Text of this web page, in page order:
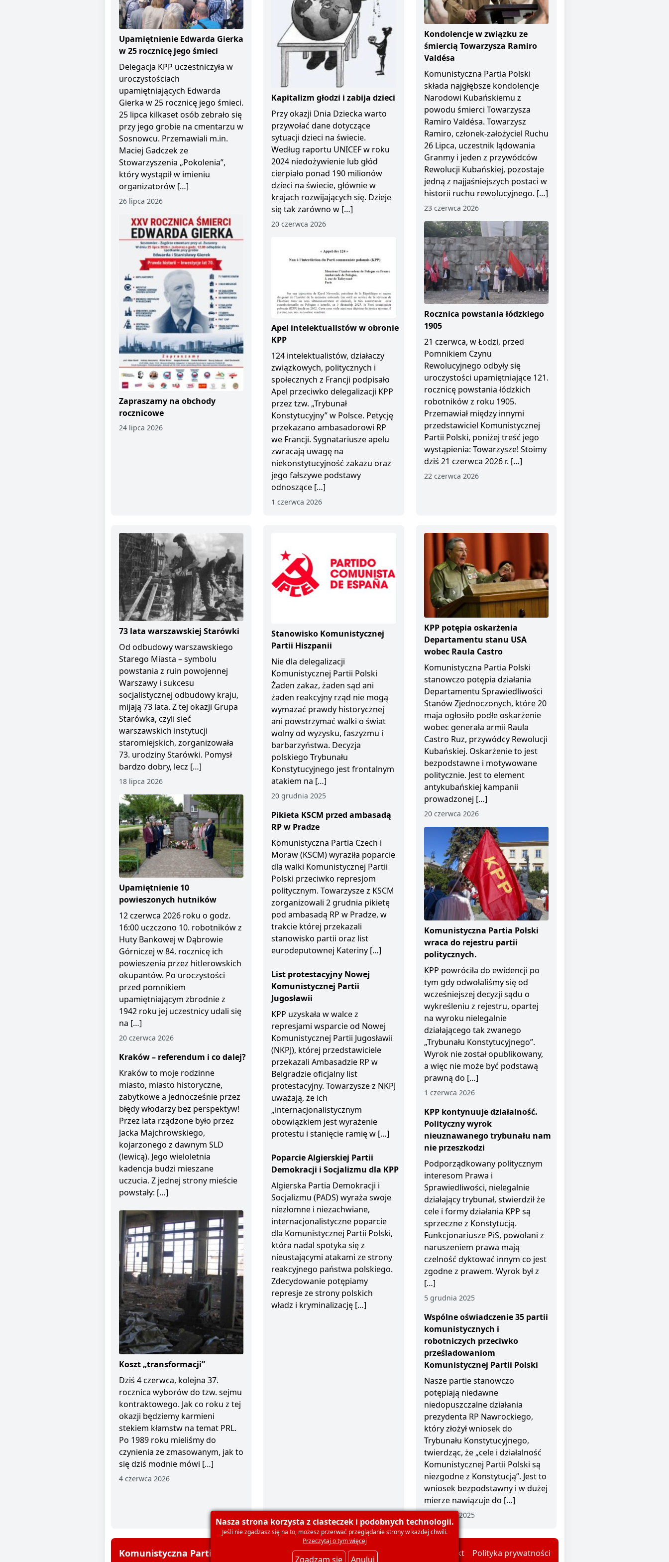
Upamiętnienie Edwarda Gierka
w 25 rocznicę jego śmieci
Delegacja KPP uczestniczyła w
uroczystościach
upamiętniających Edwarda
Gierka w 25 rocznicę jego śmieci.
25 lipca kilkaset osób zebrało się
przy jego grobie na cmentarzu w
Sosnowcu. Przemawiali m.in.
Maciej Gadczek ze
Stowarzyszenia „Pokolenia”,
który wystąpił w imieniu
organizatorów […]
26 lipca 2026
Zapraszamy na obchody
rocznicowe
24 lipca 2026
Kapitalizm głodzi i zabija dzieci
Przy okazji Dnia Dziecka warto
przywołać dane dotyczące
sytuacji dzieci na świecie.
Według raportu UNICEF w roku
2024 niedożywienie lub głód
cierpiało ponad 190 milionów
dzieci na świecie, głównie w
krajach rozwijających się. Dzieje
się tak zarówno w […]
20 czerwca 2026
Apel intelektualistów w obronie
KPP
124 intelektualistów, działaczy
związkowych, politycznych i
społecznych z Francji podpisało
Apel przeciwko delegalizacji KPP
przez tzw. „Trybunał
Konstytucyjny” w Polsce. Petycję
przekazano ambasadorowi RP
we Francji. Sygnatariusze apelu
zwracają uwagę na
niekonstytucyjność zakazu oraz
jego fałszywe podstawy
odnoszące […]
1 czerwca 2026
Kondolencje w związku ze
śmiercią Towarzysza Ramiro
Valdésa
Komunistyczna Partia Polski
składa najgłębsze kondolencje
Narodowi Kubańskiemu z
powodu śmierci Towarzysza
Ramiro Valdésa. Towarzysz
Ramiro, członek-założyciel Ruchu
26 Lipca, uczestnik lądowania
Granmy i jeden z przywódców
Rewolucji Kubańskiej, pozostaje
jedną z najjaśniejszych postaci w
historii ruchu rewolucyjnego. […]
23 czerwca 2026
Rocznica powstania łódzkiego
1905
21 czerwca, w Łodzi, przed
Pomnikiem Czynu
Rewolucyjnego odbyły się
uroczystości upamiętniające 121.
rocznicę powstania łódzkich
robotników z roku 1905.
Przemawiał między innymi
przedstawiciel Komunistycznej
Partii Polski, poniżej treść jego
wystąpienia: Towarzysze! Stoimy
dziś 21 czerwca 2026 r. […]
22 czerwca 2026
73 lata warszawskiej Starówki
Od odbudowy warszawskiego
Starego Miasta – symbolu
powstania z ruin powojennej
Warszawy i sukcesu
socjalistycznej odbudowy kraju,
mijają 73 lata. Z tej okazji Grupa
Starówka, czyli sieć
warszawskich instytucji
staromiejskich, zorganizowała
73. urodziny Starówki. Pomysł
bardzo dobry, lecz […]
18 lipca 2026
Upamiętnienie 10
powieszonych hutników
12 czerwca 2026 roku o godz.
16:00 uczczono 10. robotników z
Huty Bankowej w Dąbrowie
Górniczej w 84. rocznicę ich
powieszenia przez hitlerowskich
okupantów. Po uroczystości
przed pomnikiem
upamiętniającym zbrodnie z
1942 roku jej uczestnicy udali się
na […]
20 czerwca 2026
Kraków – referendum i co dalej?
Kraków to moje rodzinne
miasto, miasto historyczne,
zabytkowe a jednocześnie przez
błędy włodarzy bez perspektyw!
Przez lata rządzone było przez
Jacka Majchrowskiego,
kojarzonego z dawnym SLD
(lewicą). Jego wieloletnia
kadencja budzi mieszane
uczucia. Z jednej strony mieście
powstały: […]
Koszt „transformacji”
Dziś 4 czerwca, kolejna 37.
rocznica wyborów do tzw. sejmu
kontraktowego. Jak co roku z tej
okazji będziemy karmieni
stekiem kłamstw na temat PRL.
Po 1989 roku mieliśmy do
czynienia ze zmasowanym, jak to
się dziś modnie mówi […]
4 czerwca 2026
Stanowisko Komunistycznej
Partii Hiszpanii
Nie dla delegalizacji
Komunistycznej Partii Polski
Żaden zakaz, żaden sąd ani
żaden reakcyjny rząd nie mogą
wymazać prawdy historycznej
ani powstrzymać walki o świat
wolny od wyzysku, faszyzmu i
barbarzyństwa. Decyzja
polskiego Trybunału
Konstytucyjnego jest frontalnym
atakiem na […]
20 grudnia 2025
Pikieta KSCM przed ambasadą
RP w Pradze
Komunistyczna Partia Czech i
Moraw (KSCM) wyraziła poparcie
dla walki Komunistycznej Partii
Polski przeciwko represjom
politycznym. Towarzysze z KSCM
zorganizowali 2 grudnia pikietę
pod ambasadą RP w Pradze, w
trakcie której przekazali
stanowisko partii oraz list
eurodeputownej Kateriny […]
List protestacyjny Nowej
Komunistycznej Partii
Jugosławii
KPP uzyskała w walce z
represjami wsparcie od Nowej
Komunistycznej Partii Jugosławii
(NKPJ), której przedstawiciele
przekazali Ambasadzie RP w
Belgradzie oficjalny list
protestacyjny. Towarzysze z NKPJ
uważają, że ich
„internacjonalistycznym
obowiązkiem jest wyrażenie
protestu i stanięcie ramię w […]
Poparcie Algierskiej Partii
Demokracji i Socjalizmu dla KPP
Algierska Partia Demokracji i
Socjalizmu (PADS) wyraża swoje
niezłomne i niezachwiane,
internacjonalistyczne poparcie
dla Komunistycznej Partii Polski,
która nadal spotyka się z
nieustającymi atakami ze strony
reakcyjnego państwa polskiego.
Zdecydowanie potępiamy
represje ze strony polskich
władz i kryminalizację […]
KPP potępia oskarżenia
Departamentu stanu USA
wobec Raula Castro
Komunistyczna Partia Polski
stanowczo potępia działania
Departamentu Sprawiedliwości
Stanów Zjednoczonych, które 20
maja ogłosiło podłe oskarżenie
wobec generała armii Raula
Castro Ruz, przywódcy Rewolucji
Kubańskiej. Oskarżenie to jest
bezpodstawne i motywowane
politycznie. Jest to element
antykubańskiej kampanii
prowadzonej […]
20 czerwca 2026
Komunistyczna Partia Polski
wraca do rejestru partii
politycznych.
KPP powróciła do ewidencji po
tym gdy odwołaliśmy się od
wcześniejszej decyzji sądu o
wykreśleniu z rejestru, opartej
na wyroku nielegalnie
działającego tak zwanego
„Trybunału Konstytucyjnego”.
Wyrok nie został opublikowany,
a więc nie może być podstawą
prawną do […]
1 czerwca 2026
KPP kontynuuje działalność.
Polityczny wyrok
nieuznawanego trybunału nam
nie przeszkodzi
Podporządkowany politycznym
interesom Prawa i
Sprawiedliwości, nielegalnie
działający trybunał, stwierdził że
cele i formy działania KPP są
sprzeczne z Konstytucją.
Funkcjonariusze PiS, powołani z
naruszeniem prawa mają
czelność dyktować innym co jest
zgodne z prawem. Wyrok był z
[…]
5 grudnia 2025
Wspólne oświadczenie 35 partii
komunistycznych i
robotniczych przeciwko
prześladowaniom
Komunistycznej Partii Polski
Nasze partie stanowczo
potępiają niedawne
niedopuszczalne działania
prezydenta RP Nawrockiego,
który złożył wniosek do
Trybunału Konstytucyjnego,
twierdząc, że „cele i działalność
Komunistycznej Partii Polski są
niezgodne z Konstytucją”. Jest to
wniosek bezpodstawny i w dużej
mierze nawiązuje do […]
1 grudnia 2025
Komunistyczna Partia Polski Dla mediów Deklaracja członkowska Kontakt Polityka prywatności
Nasza strona korzysta z ciasteczek i podobnych technologii.
Jeśli nie zgadzasz się na to, możesz przerwać przeglądanie strony w każdej chwili.
Przeczytaj o tym więcej
Zgadzam się Anuluj